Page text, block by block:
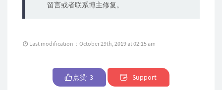
留言或者联系博主修复。
Last modification：October 29th, 2019 at 02:15 am
点赞 3 Support